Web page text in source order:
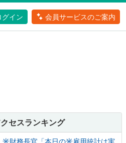
グイン 会員サービスのご案内
セスランキング
米財務長官「本日の米雇用統計は実